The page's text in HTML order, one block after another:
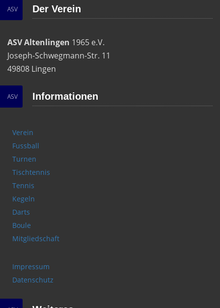
ASV Der Verein
ASV Altenlingen 1965 e.V.
Joseph-Schwegmann-Str. 11
49808 Lingen
ASV Informationen
Verein
Fussball
Turnen
Tischtennis
Tennis
Kegeln
Darts
Boule
Mitgliedschaft
Impressum
Datenschutz